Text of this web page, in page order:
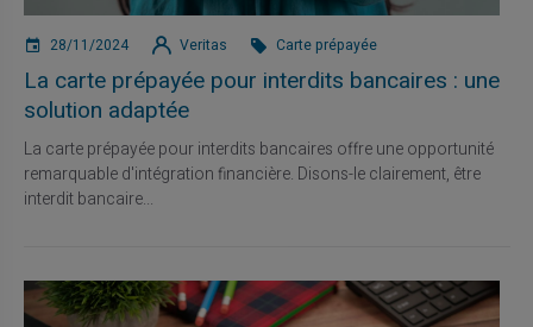
28/11/2024 Veritas Carte prépayée
La carte prépayée pour interdits bancaires : une
solution adaptée
La carte prépayée pour interdits bancaires offre une opportunité
remarquable d'intégration financière. Disons-le clairement, être
interdit bancaire...